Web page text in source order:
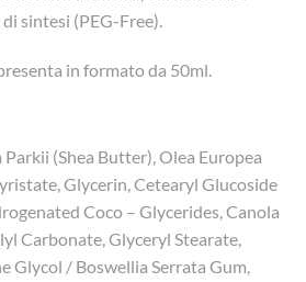
sintesi (PEG-Free).
in formato da 50ml.
(Shea Butter), Olea Europea
Glycerin, Cetearyl Glucoside
Coco – Glycerides, Canola
Carbonate, Glyceryl Stearate,
Glycol / Boswellia Serrata Gum,